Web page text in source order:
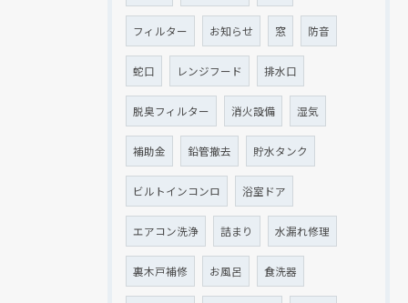
フィルター お知らせ 窓 防音
蛇口 レンジフード 排水口
脱臭フィルター 消火設備 湿気
補助金 鉛管撤去 貯水タンク
ビルトインコンロ 浴室ドア
エアコン洗浄 詰まり 水漏れ修理
裏木戸補修 お風呂 食洗器